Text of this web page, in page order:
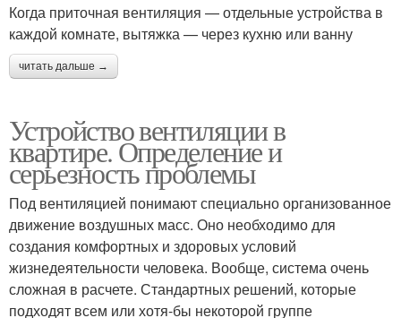
Когда приточная вентиляция — отдельные устройства в
каждой комнате, вытяжка — через кухню или ванну
читать дальше →
Устройство вентиляции в
квартире. Определение и
серьезность проблемы
Под вентиляцией понимают специально организованное
движение воздушных масс. Оно необходимо для
создания комфортных и здоровых условий
жизнедеятельности человека. Вообще, система очень
сложная в расчете. Стандартных решений, которые
подходят всем или хотя-бы некоторой группе